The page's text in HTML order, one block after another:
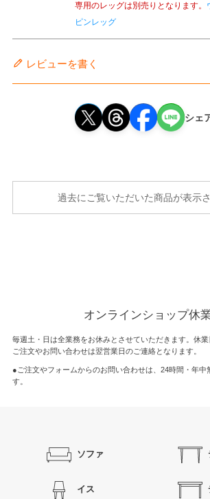
専用のレッグは別売りとなります。
ピンレッグ
レビューを書く
シェ
過去にご覧いただいた商品が表示さ
オンラインショップ休
毎週土・日は全業務をお休みとさせていただきます。休
ご注文やお問い合わせは翌営業日のご連絡となります。
●ご注文やフォームからのお問い合わせは、 24時間・年中
す。
ソファ
イス